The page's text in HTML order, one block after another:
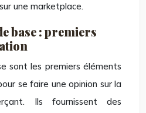
une marketplace.
base : premiers
sont les premiers éléments
se faire une opinion sur la
Ils fournissent des